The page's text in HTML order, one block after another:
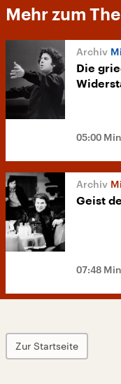
Mehr zum
Die
05:00
Geist
07:48
Zur Startseite